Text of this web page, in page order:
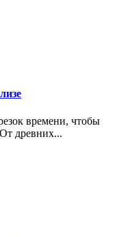
времени, чтобы
древних...